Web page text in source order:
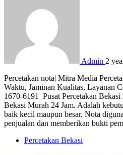
Admin 2
Percetakan nota| Mitra Media
Waktu, Jaminan Kualitas, Layanan
1670-6191 Pusat Percetakan
Bekasi Murah 24 Jam. Adalah
baik kecil maupun besar. Nota
penjualan dan memberikan bukti
Percetakan Bekasi